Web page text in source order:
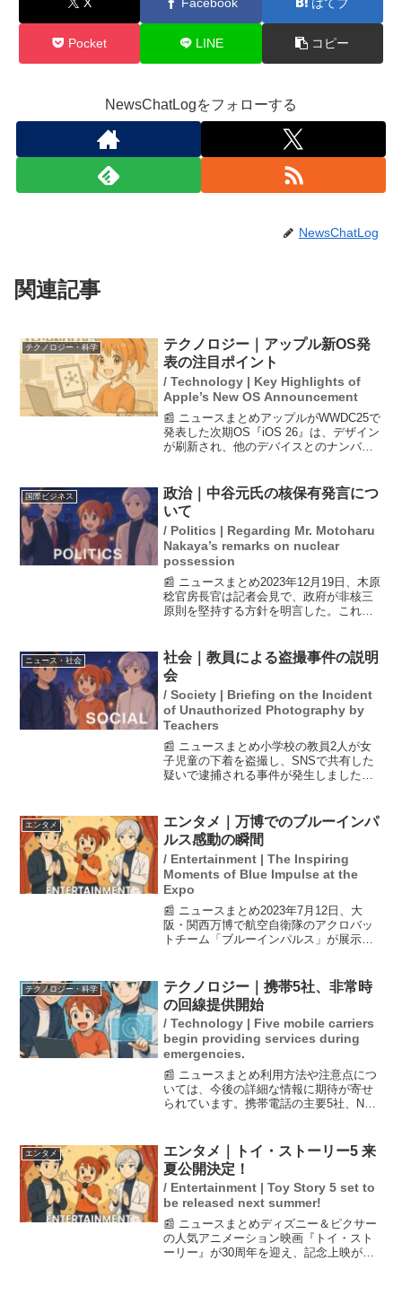
Pocket LINE コピー
NewsChatLogをフォローする
NewsChatLog
関連記事
テクノロジー・科学
テクノロジー｜アップル新OS発
表の注目ポイント
/ Technology | Key Highlights of
Apple’s New OS Announcement
📰 ニュースまとめアップルがWWDC25で
発表した次期OS『iOS 26』は、デザイン
が刷新され、他のデバイスとのナンバリ
機能や、保留中に通知が届く機能、画面
に表示され...
国際ビジネス
政治｜中谷元氏の核保有発言につ
いて
/ Politics | Regarding Mr. Motoharu
Nakaya’s remarks on nuclear
possession
📰 ニュースまとめ2023年12月19日、木原
稔官房長官は記者会見で、政府が非核三
原則を堅持する方針を明言した。これ
別の報道についてはコメントを避けた。
一方、中谷元・前...
ニュース・社会
社会｜教員による盗撮事件の説明
会
/ Society | Briefing on the Incident
of Unauthorized Photography by
Teachers
📰 ニュースまとめ小学校の教員2人が女
子児童の下着を盗撮し、SNSで共有した
疑いで逮捕される事件が発生しました。
す姿が見られました。市長は全ての市立
小・中学校を調査する...
エンタメ
エンタメ｜万博でのブルーインパ
ルス感動の瞬間
/ Entertainment | The Inspiring
Moments of Blue Impulse at the
Expo
📰 ニュースまとめ2023年7月12日、大
阪・関西万博で航空自衛隊のアクロバッ
トチーム「ブルーインパルス」が展示飛
成功したことにホッとした様子で、感動
を表現しました。...
テクノロジー・科学
テクノロジー｜携帯5社、非常時
の回線提供開始
/ Technology | Five mobile carriers
begin providing services during
emergencies.
📰 ニュースまとめ利用方法や注意点につ
いては、今後の詳細な情報に期待が寄せ
られています。携帯電話の主要5社、NTT
社の回線を利用できる「JAPANローミン
グ」を4月...
エンタメ
エンタメ｜トイ・ストーリー5 来
夏公開決定！
/ Entertainment | Toy Story 5 set to
be released next summer!
📰 ニュースまとめディズニー＆ピクサー
の人気アニメーション映画『トイ・スト
ーリー』が30周年を迎え、記念上映が決